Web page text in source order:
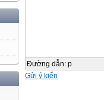
Đường dẫn: p
Gửi ý kiến